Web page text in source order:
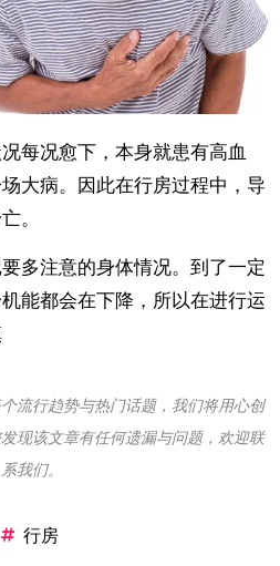
每况愈下，本身就患有高血
大病。因此在行房过程中，导
。
多注意的身体情况。到了一定
能都会在下降，所以在进行运
流行趋势与热门话题，我们将用心创
现该文章有任何遗漏与问题，欢迎联
系我们。
行房